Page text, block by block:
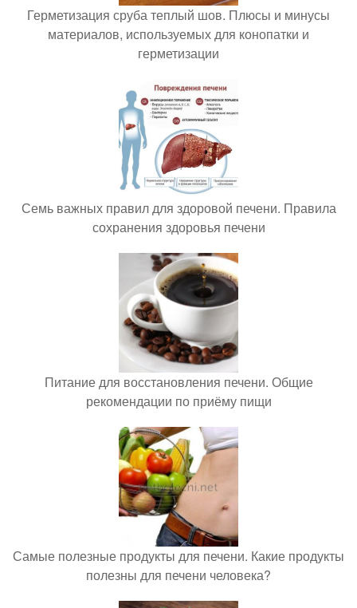
Герметизация сруба теплый шов. Плюсы и минусы
материалов, используемых для конопатки и
герметизации
Семь важных правил для здоровой печени. Правила
сохранения здоровья печени
Питание для восстановления печени. Общие
рекомендации по приёму пищи
Самые полезные продукты для печени. Какие продукты
полезны для печени человека?